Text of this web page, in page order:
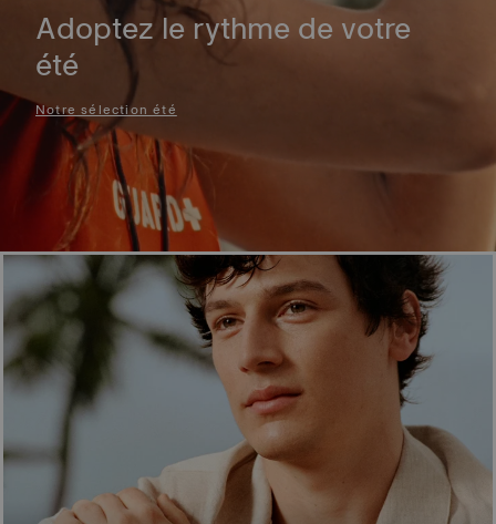
Adoptez le rythme de votre
été
Notre sélection été